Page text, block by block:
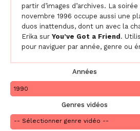
partir d’images d’archives. La
novembre 1996 occupe aussi une
duos inattendus, dont un avec la
Erika sur You’ve Got a Friend .
pour naviguer par année, genre ou
Années
1990
Genres vidéos